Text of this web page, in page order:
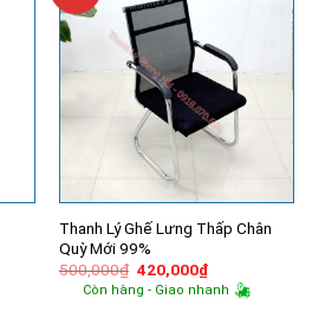
Thanh Lý Ghế Lưng Thấp Chân
Quỳ Mới 99%
500,000₫ Giá
gốc
là:
420,000₫Giá
hiện
tại
Còn hàng - Giao nhanh